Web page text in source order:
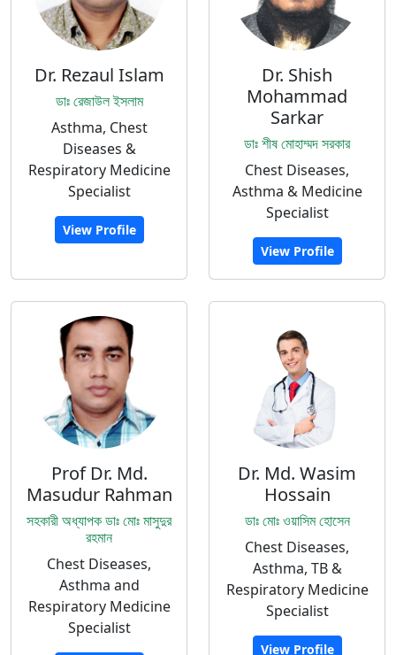
Dr. Rezaul Islam
ডাঃ রেজাউল ইসলাম
Asthma, Chest
Diseases &
Respiratory Medicine
Specialist
View Profile
Dr. Shish
Mohammad
Sarkar
ডাঃ শীষ মোহাম্মদ সরকার
Chest Diseases,
Asthma & Medicine
Specialist
View Profile
Prof Dr. Md.
Masudur Rahman
সহকারী অধ্যাপক ডাঃ মোঃ মাসুদুর
রহমান
Chest Diseases,
Asthma and
Respiratory Medicine
Specialist
Dr. Md. Wasim
Hossain
ডাঃ মোঃ ওয়াসিম হোসেন
Chest Diseases,
Asthma, TB &
Respiratory Medicine
Specialist
View Profile